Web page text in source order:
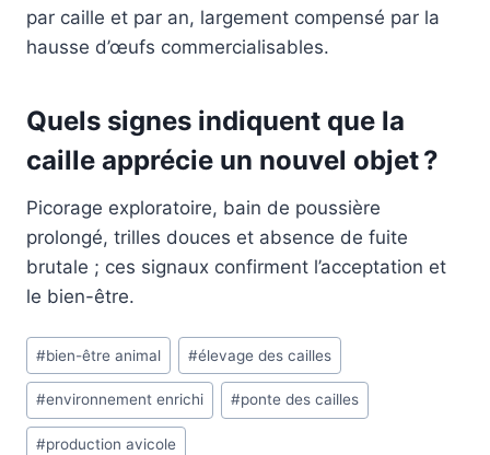
par caille et par an, largement compensé par la
hausse d’œufs commercialisables.
Quels signes indiquent que la
caille apprécie un nouvel objet ?
Picorage exploratoire, bain de poussière
prolongé, trilles douces et absence de fuite
brutale ; ces signaux confirment l’acceptation et
le bien-être.
Étiquettes
de
la
publication :
#bien-être animal #élevage des cailles
#environnement enrichi #ponte des cailles
#production avicole